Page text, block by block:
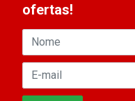
ofertas!